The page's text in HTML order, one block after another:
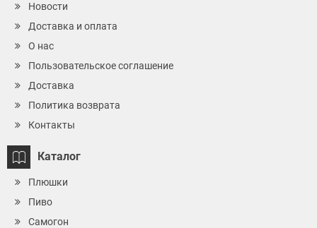
Новости
Доставка и оплата
О нас
Пользовательское соглашение
Доставка
Политика возврата
Контакты
Каталог
Плюшки
Пиво
Самогон